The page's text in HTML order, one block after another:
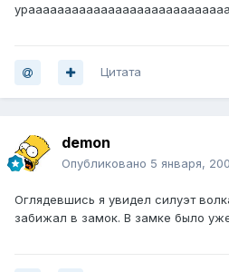
Цитата
demon
Опубликовано 5 января,
Оглядевшись я увидел силуэт
забижал в замок. В замке было